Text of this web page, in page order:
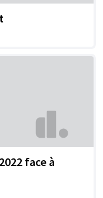
face à